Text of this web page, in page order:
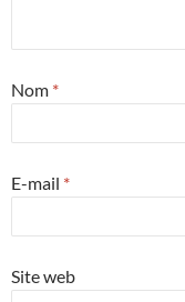
Nom *
E-mail *
Site web